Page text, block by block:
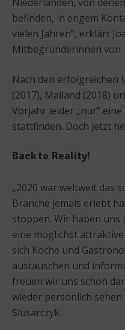
befinden, in engem
vielen Jahren“, erklärt
Mitbegründerinnen von
Nach den erfolgreichen
(2017), Mailand (2018)
Vorjahr leider „nur“ eine
stattfinden. Doch jetzt
Back to Reality!
„2020 war weltweit das
Branche jemals erlebt
stoppen. Wir haben
eine möglichst
sich Köche und
austauschen und
freuen wir uns schon
wieder persönlich sehen
Slusarczyk.